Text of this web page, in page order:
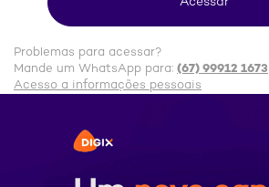
Problemas para acessar?
Mande um WhatsApp para: (67) 99912 1673
Acesso a informações pessoais